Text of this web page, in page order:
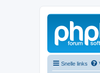
Snelle links